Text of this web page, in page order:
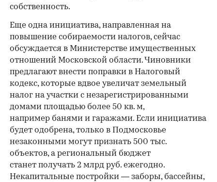
собственность.
Еще одна инициатива, направленная на
повышение собираемости налогов, сейчас
обсуждается в Министерстве имущественных
отношений Московской области. Чиновники
предлагают внести поправки в Налоговый
кодекс, которые вдвое увеличат земельный
налог на участки с незарегистрированными
домами площадью более 50 кв. м,
например банями и гаражами. Если инициатива
будет одобрена, только в Подмосковье
незаконными могут признать 500 тыс.
объектов, а региональный бюджет
станет получать 2 млрд руб. ежегодно.
Некапитальные постройки — заборы, бассейны,